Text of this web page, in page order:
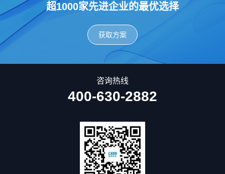
超1000家先进企业的最优选择
获取方案
咨询热线
400-630-2882